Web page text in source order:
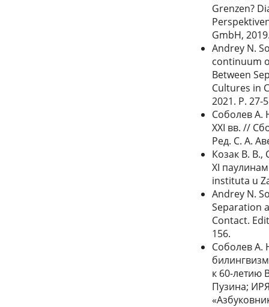
Grenzen?
GmbH,
Andrey N.
continuum
Between
Cultures in
2021. P. 27-
Соболев А.
XXI вв. //
Ред. С. А.
Козак В. В.,
XI
instituta u
Andrey N.
Separation
Contact.
156.
Соболев А.
к 60-летию
Пузина;